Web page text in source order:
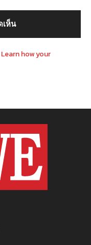
Learn how your